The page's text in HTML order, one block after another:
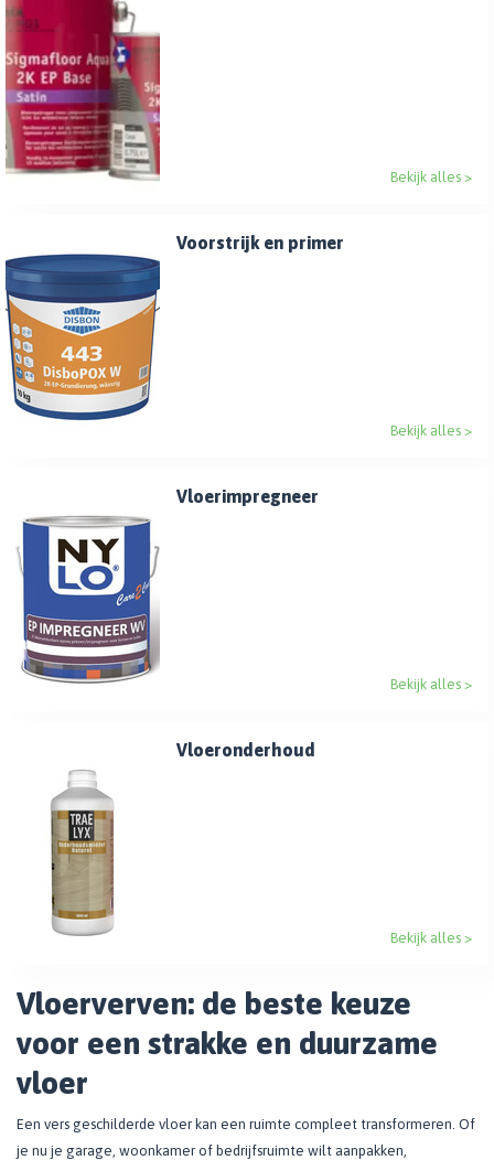
Bekijk alles >
Voorstrijk en primer
Bekijk alles >
Vloerimpregneer
Bekijk alles >
Vloeronderhoud
Bekijk alles >
Vloerverven: de beste keuze
voor een strakke en duurzame
vloer
Een vers geschilderde vloer kan een ruimte compleet transformeren. Of
je nu je garage, woonkamer of bedrijfsruimte wilt aanpakken,